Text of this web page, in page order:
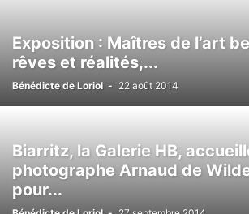
Exposition : Maîtres de l’art
rêves et réalités,...
Bénédicte de Loriol - 22 août 2014
Biarritz, la Galerie HB,
photographe Arnaud de
pour...